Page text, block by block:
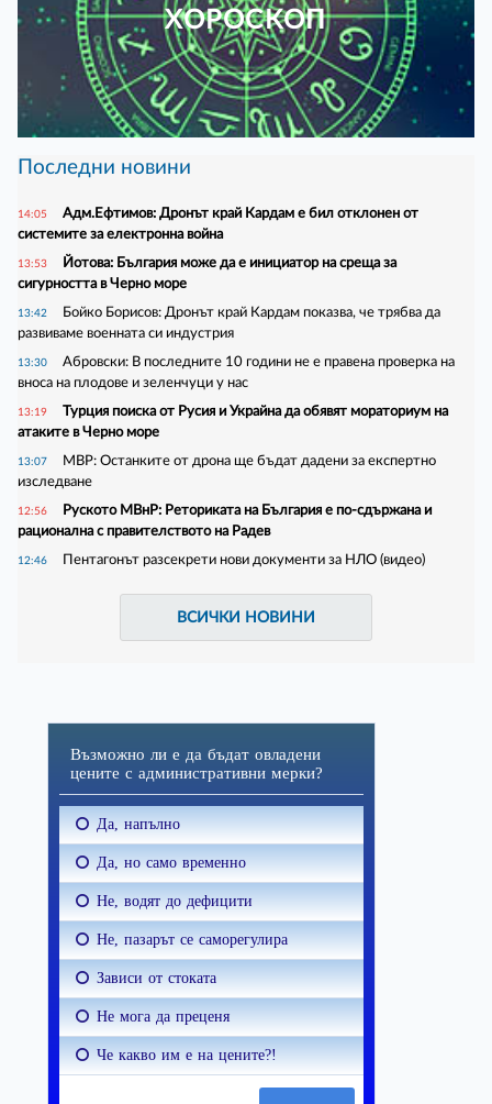
ХОРОСКОП
Последни новини
14:05
Адм.Ефтимов: Дронът край Кардам е бил отклонен от
системите за електронна война
13:53
Йотова: България може да е инициатор на среща за
сигурността в Черно море
13:42
Бойко Борисов: Дронът край Кардам показва, че трябва да
развиваме военната си индустрия
13:30
Абровски: В последните 10 години не е правена проверка на
вноса на плодове и зеленчуци у нас
13:19
Турция поиска от Русия и Украйна да обявят мораториум на
атаките в Черно море
13:07
МВР: Останките от дрона ще бъдат дадени за експертно
изследване
12:56
Руското МВнР: Реториката на България е по-сдържана и
рационална с правителството на Радев
12:46 Пентагонът разсекрети нови документи за НЛО (видео)
ВСИЧКИ НОВИНИ